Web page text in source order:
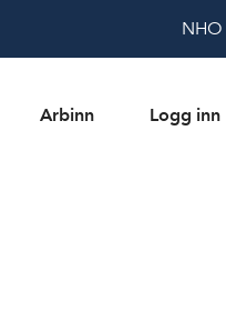
NHO
Arbinn Logg inn